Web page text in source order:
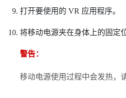
打开要使用的 VR 应用程序。
将移动电源夹在身体上的固定
警告：
移动电源使用过程中会发热，